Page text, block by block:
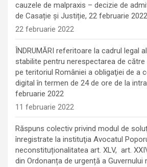
cauzele de malpraxis – decizie de
de Casație și Justiție, 22 februarie 2022
22 februarie 2022
ÎNDRUMĂRI referitoare la cadrul legal
stabilite pentru nerespectarea de
pe teritoriul României a obligaţiei de a
digital în termen de 24 de ore de la
februarie 2022
11 februarie 2022
Răspuns colectiv privind modul de
înregistrate la instituţia Avocatul
neconstituționalitatea art. XLV, art.
din Ordonanța de urgență a Guvernului